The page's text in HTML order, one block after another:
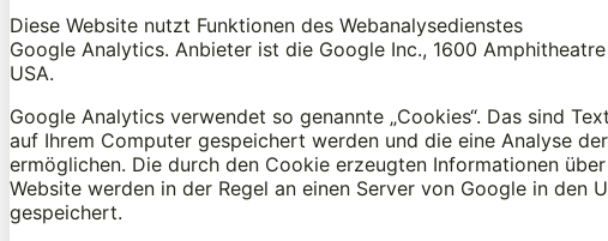
Diese Website nutzt Funktionen des Webanalysedienstes
Google Analytics. Anbieter ist die Google Inc., 1600
USA.
Google Analytics verwendet so genannte „Cookies“. Das sind
auf Ihrem Computer gespeichert werden und die eine Analyse
ermöglichen. Die durch den Cookie erzeugten Informationen
Website werden in der Regel an einen Server von Google in den
gespeichert.